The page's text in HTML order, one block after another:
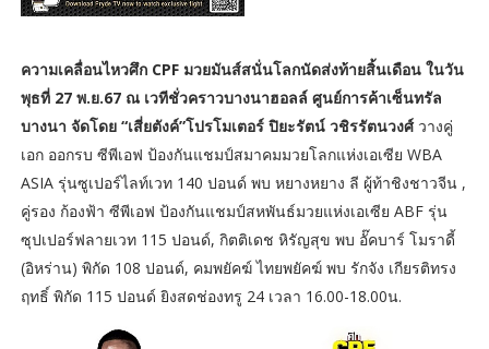
ความเคลื่อนไหวศึก CPF มวยมันส์สนั่นโลกนัดส่งท้ายสิ้นเดือน ในวัน
พุธที่ 27 พ.ย.67 ณ เวทีชั่วคราวบางนาฮอลล์ ศูนย์การค้าเซ็นทรัล
บางนา จัดโดย “เสี่ยตังค์”โปรโมเตอร์ ปิยะรัตน์ วชิรรัตนวงศ์วางคู่
เอก ออกรบ ซีพีเอฟ ป้องกันแชมป์สมาคมมวยโลกแห่งเอเซีย WBA
ASIA รุ่นซูเปอร์ไลท์เวท 140 ปอนด์ พบ หยางหยาง ลี ผู้ท้าชิงชาวจีน ,
คู่รอง ก้องฟ้า ซีพีเอฟ ป้องกันแชมป์สหพันธ์มวยแห่งเอเซีย ABF รุ่น
ซุปเปอร์ฟลายเวท 115 ปอนด์, กิตติเดช หิรัญสุข พบ อั๊คบาร์ โมราดี้
(อิหร่าน) พิกัด 108 ปอนด์, คมพยัคฆ์ ไทยพยัคฆ์ พบ รักจัง เกียรติทรง
ฤทธิ์ พิกัด 115 ปอนด์ ยิงสดช่องทรู 24 เวลา 16.00-18.00น.